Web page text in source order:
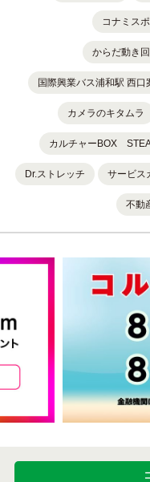
コナミス
からだ動き
国際興業バス浦和駅 西口
カメラのキタムラ
カルチャーBOX
Dr.ストレッチ サービス
不動